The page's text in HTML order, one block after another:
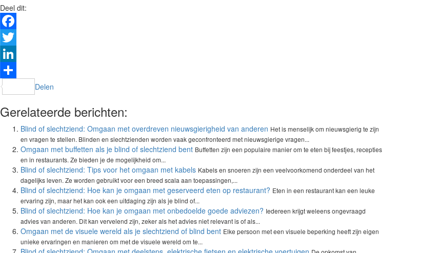
Deel dit:
Facebook
Twitter
LinkedIn
Delen
Gerelateerde berichten:
Blind of slechtziend: Omgaan met overdreven nieuwsgierigheid van anderen Het is menselijk om nieuwsgierig te zijn
en vragen te stellen. Blinden en slechtzienden worden vaak geconfronteerd met nieuwsgierige vragen...
Omgaan met buffetten als je blind of slechtziend bent Buffetten zijn een populaire manier om te eten bij feestjes, recepties
en in restaurants. Ze bieden je de mogelijkheid om...
Blind of slechtziend: Tips voor het omgaan met kabels Kabels en snoeren zijn een veelvoorkomend onderdeel van het
dagelijks leven. Ze worden gebruikt voor een breed scala aan toepassingen,...
Blind of slechtziend: Hoe kan je omgaan met geserveerd eten op restaurant? Eten in een restaurant kan een leuke
ervaring zijn, maar het kan ook een uitdaging zijn als je blind of...
Blind of slechtziend: Hoe kan je omgaan met onbedoelde goede adviezen? Iedereen krijgt weleens ongevraagd
advies van anderen. Dit kan vervelend zijn, zeker als het advies niet relevant is of als...
Omgaan met de visuele wereld als je slechtziend of blind bent Elke persoon met een visuele beperking heeft zijn eigen
unieke ervaringen en manieren om met de visuele wereld om te...